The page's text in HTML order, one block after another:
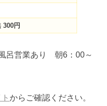
300円
呂営業あり 朝6：00～
からご確認ください。